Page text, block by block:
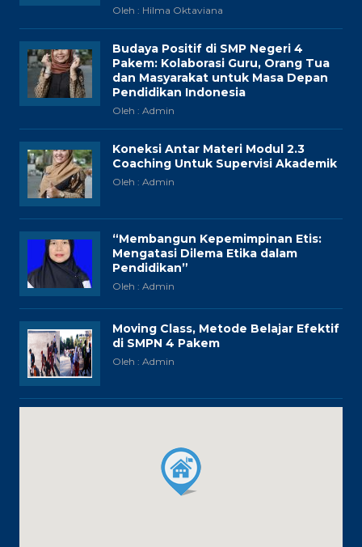
Oleh : Hilma Oktaviana
Budaya Positif di SMP Negeri 4
Pakem: Kolaborasi Guru, Orang Tua
dan Masyarakat untuk Masa Depan
Pendidikan Indonesia
Oleh : Admin
Koneksi Antar Materi Modul 2.3
Coaching Untuk Supervisi Akademik
Oleh : Admin
“Membangun Kepemimpinan Etis:
Mengatasi Dilema Etika dalam
Pendidikan”
Oleh : Admin
Moving Class, Metode Belajar Efektif
di SMPN 4 Pakem
Oleh : Admin